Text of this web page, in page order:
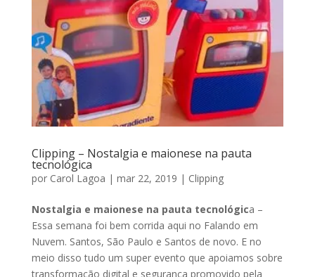
Clipping – Nostalgia e maionese na pauta
tecnológica
por Carol Lagoa | mar 22, 2019 | Clipping
Nostalgia e maionese na pauta tecnológica –
Essa semana foi bem corrida aqui no Falando em
Nuvem. Santos, São Paulo e Santos de novo. E no
meio disso tudo um super evento que apoiamos sobre
transformação digital e segurança promovido pela